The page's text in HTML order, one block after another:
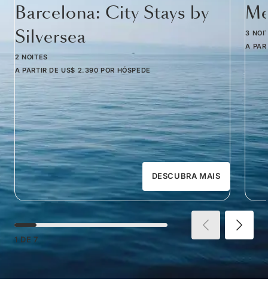
Barcelona: City Stays by
Silversea
2 NOITES
A PARTIR DE US$ 2.390 POR HÓSPEDE
DESCUBRA MAIS
3
A
1 DE 7